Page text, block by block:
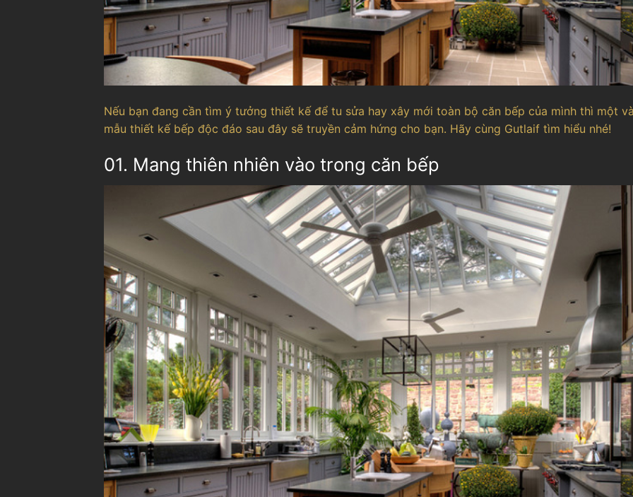
Nếu bạn đang cần tìm ý tưởng thiết kế để tu sửa hay xây mới toàn bộ căn bếp của mình thì một
mẫu thiết kế bếp độc đáo sau đây sẽ truyền cảm hứng cho bạn. Hãy cùng Gutlaif tìm hiểu nhé!
01. Mang thiên nhiên vào trong căn bếp